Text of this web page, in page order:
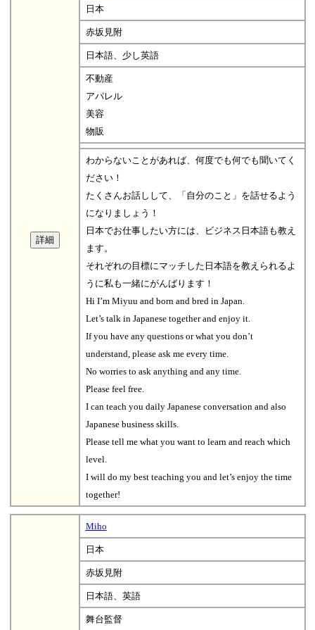
日本
赤坂見附
日本語、少し英語
不動産
アパレル
美容
物販
わからないことがあれば、何度でも何でも聞いてく
ださい！
たくさんお話しして、「自分のこと」を話せるよう
になりましょう！
日本でお仕事したい方には、ビジネス日本語も教え
ます。
それぞれの目標にマッチした日本語を教えられるよ
うに私も一緒にがんばります！
Hi I’m Miyuu and born and bred in Japan.
Let’s talk in Japanese together and enjoy it.
If you have any questions or what you don’t
understand, please ask me every time.
No worries to ask anything and any time.
Please feel free.
I can teach you daily Japanese conversation and also
Japanese business skills.
Please tell me what you want to learn and reach which
level.
I will do my best teaching you and let’s enjoy the time
together!
Miho
日本
赤坂見附
日本語、英語
舞台監督